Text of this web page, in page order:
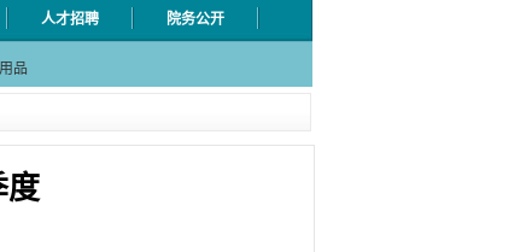
人才招聘 院务公开
验
品
专
品
区
度